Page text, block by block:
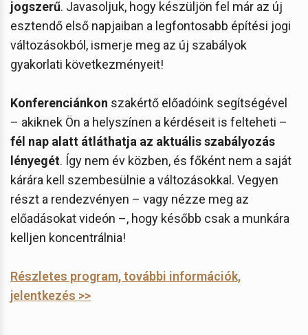
jogszerű. Javasoljuk, hogy készüljön fel már az új
esztendő első napjaiban a legfontosabb építési jogi
változásokból, ismerje meg az új szabályok
gyakorlati következményeit!
Konferenciánkon szakértő előadóink segítségével
– akiknek Ön a helyszínen a kérdéseit is felteheti –
fél nap alatt átláthatja az aktuális szabályozás
lényegét. Így nem év közben, és főként nem a saját
kárára kell szembesülnie a változásokkal. Vegyen
részt a rendezvényen – vagy nézze meg az
előadásokat videón –, hogy később csak a munkára
kelljen koncentrálnia!
Részletes program, további információk,
jelentkezés >>